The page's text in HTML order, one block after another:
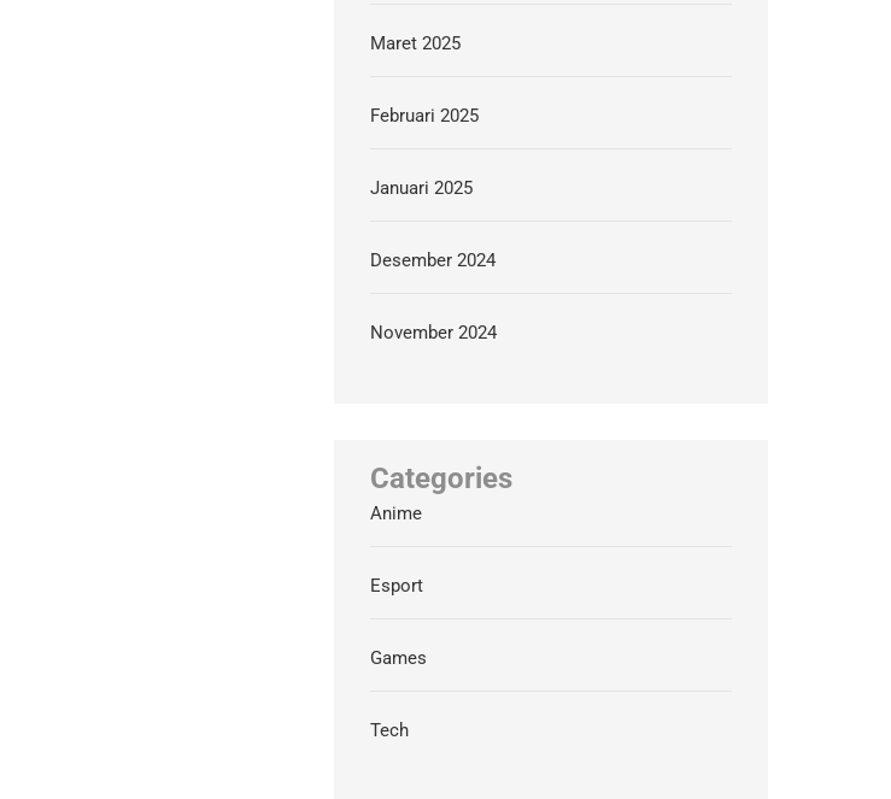
Maret 2025
Februari 2025
Januari 2025
Desember 2024
November 2024
Categories
Anime
Esport
Games
Tech